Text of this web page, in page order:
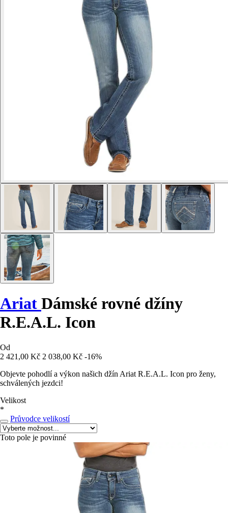
Ariat Dámské rovné džíny
R.E.A.L. Icon
Od
2 421,00 Kč 2 038,00 Kč -16%
Objevte pohodlí a výkon našich džín Ariat R.E.A.L. Icon pro ženy,
schválených jezdci!
Velikost
*
Průvodce velikostí
Toto pole je povinné